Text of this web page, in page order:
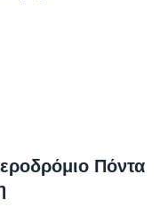
Πόντα